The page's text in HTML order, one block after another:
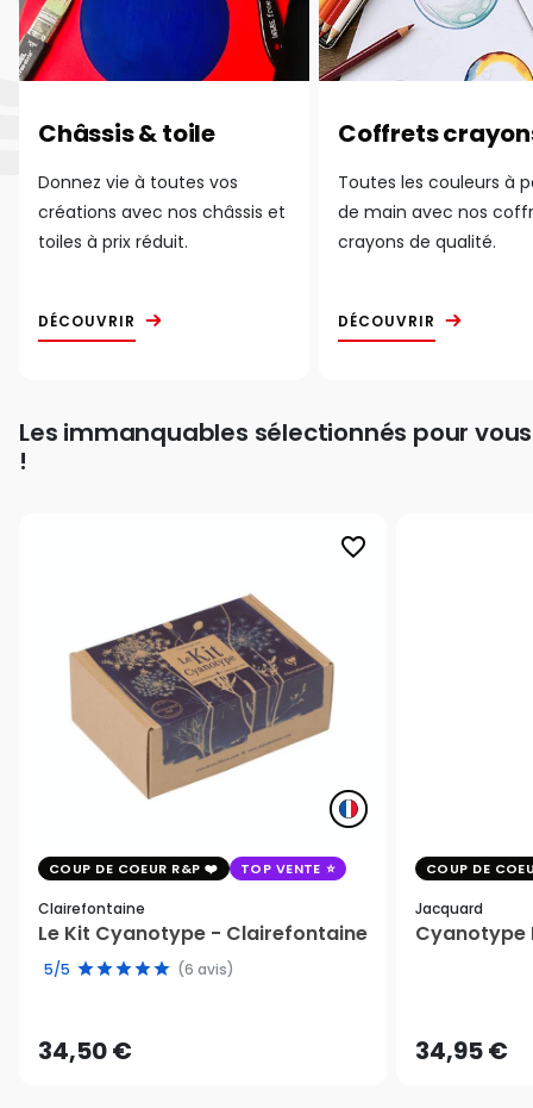
Châssis & toile
Donnez vie à toutes vos
créations avec nos châssis et
toiles à prix réduit.
DÉCOUVRIR
Coffrets
Toutes les couleurs à
de main avec nos
crayons de qualité.
DÉCOUVRIR
Les immanquables sélectionnés pour vous
!
favorite_border
COUP DE COEUR R&P TOP VENTE
Clairefontaine
Le Kit Cyanotype - Clairefontaine
5/5 (6 avis)
34,50 €
COUP DE
Jacquard
Cyanotype
34,95 €